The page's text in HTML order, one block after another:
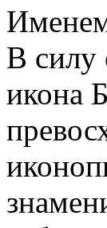
В силу
икона